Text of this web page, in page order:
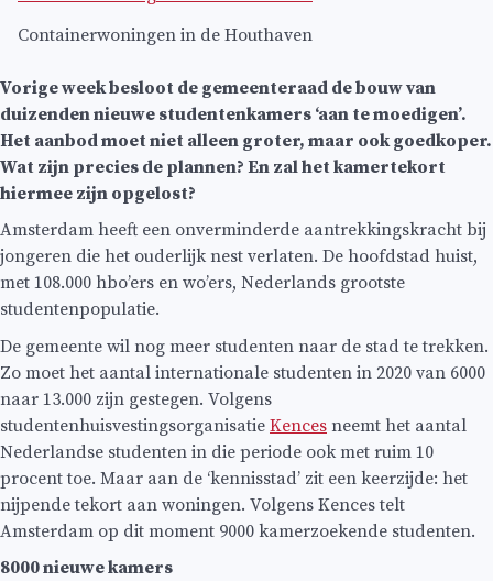
Containerwoningen in de Houthaven
Vorige week besloot de gemeenteraad de bouw van
duizenden nieuwe studentenkamers ‘aan te moedigen’.
Het aanbod moet niet alleen groter, maar ook goedkoper.
Wat zijn precies de plannen? En zal het kamertekort
hiermee zijn opgelost?
Amsterdam heeft een onverminderde aantrekkingskracht bij
jongeren die het ouderlijk nest verlaten. De hoofdstad huist,
met 108.000 hbo’ers en wo’ers, Nederlands grootste
studentenpopulatie.
De gemeente wil nog meer studenten naar de stad te trekken.
Zo moet het aantal internationale studenten in 2020 van 6000
naar 13.000 zijn gestegen. Volgens
studentenhuisvestingsorganisatie Kences neemt het aantal
Nederlandse studenten in die periode ook met ruim 10
procent toe. Maar aan de ‘kennisstad’ zit een keerzijde: het
nijpende tekort aan woningen. Volgens Kences telt
Amsterdam op dit moment 9000 kamerzoekende studenten.
8000 nieuwe kamers